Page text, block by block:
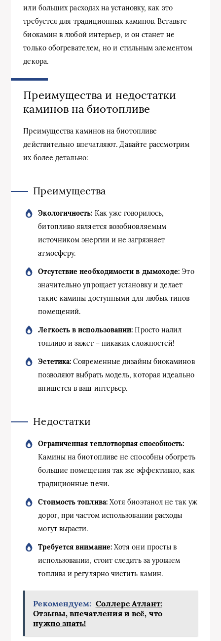
или больших расходах на установку, как это
требуется для традиционных каминов. Вставьте
биокамин в любой интерьер, и он станет не
только обогревателем, но и стильным элементом
декора.
Преимущества и недостатки
каминов на биотопливе
Преимущества каминов на биотопливе
действительно впечатляют. Давайте рассмотрим
их более детально:
Преимущества
Экологичность: Как уже говорилось,
битопливо является возобновляемым
источником энергии и не загрязняет
атмосферу.
Отсутствие необходимости в дымоходе: Это
значительно упрощает установку и делает
такие камины доступными для любых типов
помещений.
Легкость в использовании: Просто налил
топливо и зажег – никаких сложностей!
Эстетика: Современные дизайны биокаминов
позволяют выбрать модель, которая идеально
впишется в ваш интерьер.
Недостатки
Ограниченная теплотворная способность:
Камины на биотопливе не способны обогреть
большие помещения так же эффективно, как
традиционные печи.
Стоимость топлива:Хотя биоэтанол не так уж
дорог, при частом использовании расходы
могут вырасти.
Требуется внимание:Хотя они просты в
использовании, стоит следить за уровнем
топлива и регулярно чистить камин.
Рекомендуем: Соллерс Атлант:
Отзывы, впечатления и всё, что
нужно знать!